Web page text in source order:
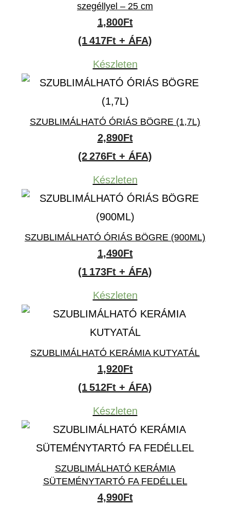
szegéllyel – 25 cm
1,800Ft
(1 417Ft + ÁFA)
Készleten
SZUBLIMÁLHATÓ ÓRIÁS BÖGRE (1,7L)
2,890Ft
(2 276Ft + ÁFA)
Készleten
SZUBLIMÁLHATÓ ÓRIÁS BÖGRE (900ML)
1,490Ft
(1 173Ft + ÁFA)
Készleten
SZUBLIMÁLHATÓ KERÁMIA KUTYATÁL
1,920Ft
(1 512Ft + ÁFA)
Készleten
SZUBLIMÁLHATÓ KERÁMIA
SÜTEMÉNYTARTÓ FA FEDÉLLEL
4,990Ft